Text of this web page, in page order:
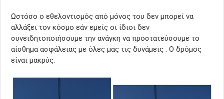
Ωστόσο ο εθελοντισμός από μόνος του δεν μπορεί να
αλλάξει τον κόσμο εάν εμείς οι ίδιοι δεν
συνειδητοποιήσουμε την ανάγκη να προστατεύσουμε το
αίσθημα ασφάλειας με όλες μας τις δυνάμεις . Ο δρόμος
είναι μακρύς.